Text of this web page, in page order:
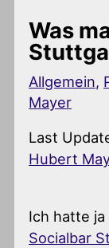
Was
Allgemein,
Mayer
Last
Hubert
Ich hatte ja
Socialbar